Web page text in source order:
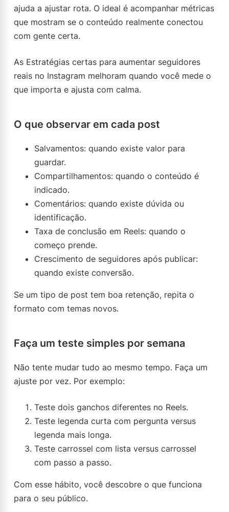
ajuda a ajustar rota. O ideal é acompanhar métricas
que mostram se o conteúdo realmente conectou
com gente certa.
As Estratégias certas para aumentar seguidores
reais no Instagram melhoram quando você mede o
que importa e ajusta com calma.
O que observar em cada post
Salvamentos: quando existe valor para
guardar.
Compartilhamentos: quando o conteúdo é
indicado.
Comentários: quando existe dúvida ou
identificação.
Taxa de conclusão em Reels: quando o
começo prende.
Crescimento de seguidores após publicar:
quando existe conversão.
Se um tipo de post tem boa retenção, repita o
formato com temas novos.
Faça um teste simples por semana
Não tente mudar tudo ao mesmo tempo. Faça um
ajuste por vez. Por exemplo:
Teste dois ganchos diferentes no Reels.
Teste legenda curta com pergunta versus
legenda mais longa.
Teste carrossel com lista versus carrossel
com passo a passo.
Com esse hábito, você descobre o que funciona
para o seu público.